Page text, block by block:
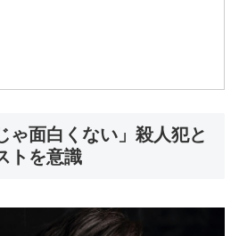
ゃ面白くない」殺人犯と
トを意識